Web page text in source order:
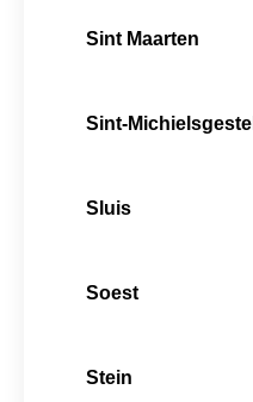
Sint Maarten
Sint-Michielsgestel
Sluis
Soest
Stein